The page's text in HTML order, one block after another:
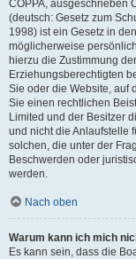
COPPA, ausgeschrieben
(deutsch: Gesetz zum
1998) ist ein Gesetz in
möglicherweise
hierzu die Zustimmung
Erziehungsberechtigten
Sie oder die Website, auf
Sie einen rechtlichen
Limited und der Besitzer
und nicht die Anlaufstelle
solchen, die unter der
Beschwerden oder
werden.
Nach oben
Warum kann ich mich
Es kann sein, dass die